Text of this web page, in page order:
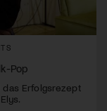
Pop
das Erfolgsrezept